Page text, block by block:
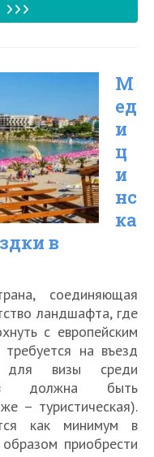
Виза
М
ед
и
ц
и
нс
ка
в
соединяющая
ландшафта, где
с европейским
на въезд
для визы среди
должна быть
– туристическая).
как минимум в
приобрести